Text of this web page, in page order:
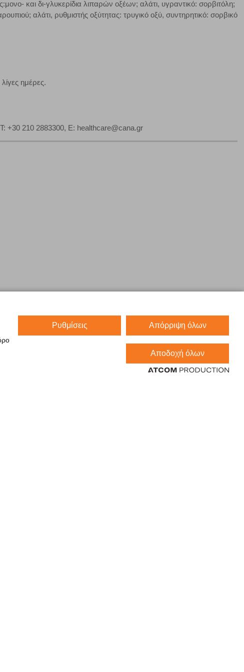
και δι-γλυκερίδια λιπαρών οξέων; αλάτι, υγραντικό: σορβιτόλη;
αλάτι, ρυθμιστής οξύτητας: τρυγικό οξύ, συντηρητικό: σορβικό
ημέρες.
+30 210 2883300, E: healthcare@cana.gr
Ρυθμίσεις Απόρριψη όλων
Αποδοχή όλων
να ρυθμίσετε το πρόγραμμα περιήγησής σας ώστε να
να μη λειτουργούν.